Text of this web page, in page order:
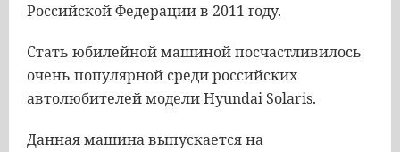
Российской Федерации в 2011 году.
Стать юбилейной машиной посчастливилось
очень популярной среди российских
автолюбителей модели Hyundai Solaris.
Данная машина выпускается на